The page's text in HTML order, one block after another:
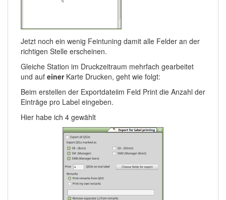
Jetzt noch ein wenig Feintuning damit alle Felder an der
richtigen Stelle erscheinen.
Gleiche Station im Druckzeitraum mehrfach gearbeitet
und auf einerKarte Drucken, geht wie folgt:
Beim erstellen der Exportdateiim Feld Print die Anzahl der
Einträge pro Label eingeben.
Hier habe ich 4 gewählt